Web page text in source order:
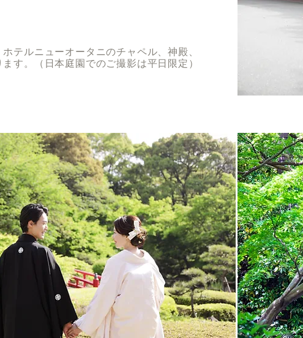
テルニューオータニのチャペル、神殿、
す。（日本庭園でのご撮影は平日限定）